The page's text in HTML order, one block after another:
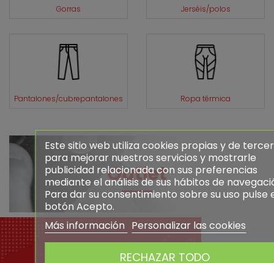
Gorras Jerséis/polos
Pantalones/cubrepantalones Ropa térmica
Outlet
Pago 100%
Este sitio web utiliza cookies propias y de
para mejorar nuestros servicios y mostrarle
publicidad relacionada con sus preferencias
mediante el análisis de sus hábitos de
Para dar su consentimiento sobre su uso pulse
botón Acepto.
Más información Personalizar las cookies
RECHAZAR TODO